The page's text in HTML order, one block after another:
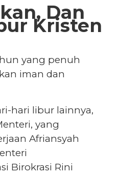
Dan
Kristen
yang penuh
iman dan
hari libur lainnya,
yang
Afriansyah
Birokrasi Rini